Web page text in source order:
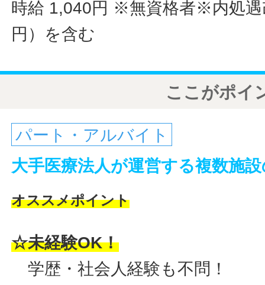
時給 1,040円 ※無資格者※内処遇
円）を含む
ここがポイ
パート・アルバイト
大手医療法人が運営する複数施
オススメポイント
☆未経験OK！
学歴・社会人経験も不問！